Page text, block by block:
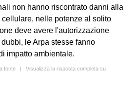
non hanno riscontrato danni alla
nelle potenze al solito
deve avere l'autorizzazione
le Arpa stesse fanno
impatto ambientale.
fonte | Visualizza la risposta completa su